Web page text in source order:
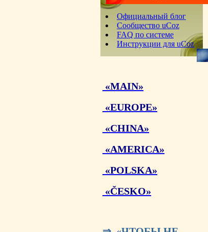
Официальный блог
Сообщество uCoz
FAQ по системе
Инструкции для uCoz
«MAIN»
«EUROPE»
«CHINA»
«AMERICA»
«POLSKA»
«ČESKO»